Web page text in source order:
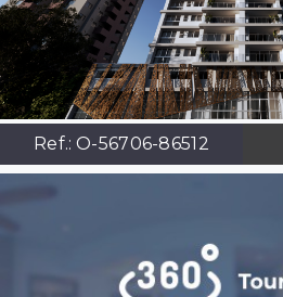
Ref.:O-56706-86512